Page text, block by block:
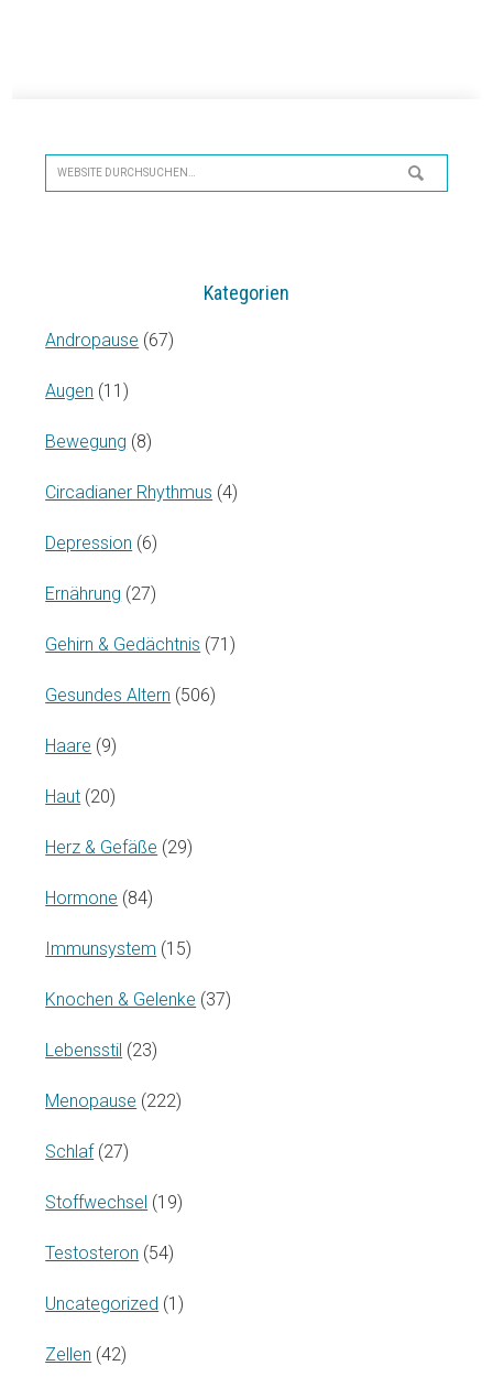
Website
durchsuchen…
Kategorien
Andropause (67)
Augen (11)
Bewegung (8)
Circadianer Rhythmus (4)
Depression (6)
Ernährung (27)
Gehirn & Gedächtnis (71)
Gesundes Altern (506)
Haare (9)
Haut (20)
Herz & Gefäße (29)
Hormone (84)
Immunsystem (15)
Knochen & Gelenke (37)
Lebensstil (23)
Menopause (222)
Schlaf (27)
Stoffwechsel (19)
Testosteron (54)
Uncategorized (1)
Zellen (42)